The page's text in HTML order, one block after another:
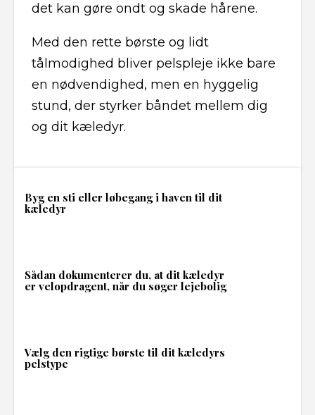
det kan gøre ondt og skade hårene.
Med den rette børste og lidt
tålmodighed bliver pelspleje ikke bare
en nødvendighed, men en hyggelig
stund, der styrker båndet mellem dig
og dit kæledyr.
Byg en sti eller løbegang i haven til dit
kæledyr
Sådan dokumenterer du, at dit kæledyr
er velopdragent, når du søger lejebolig
Vælg den rigtige børste til dit kæledyrs
pelstype